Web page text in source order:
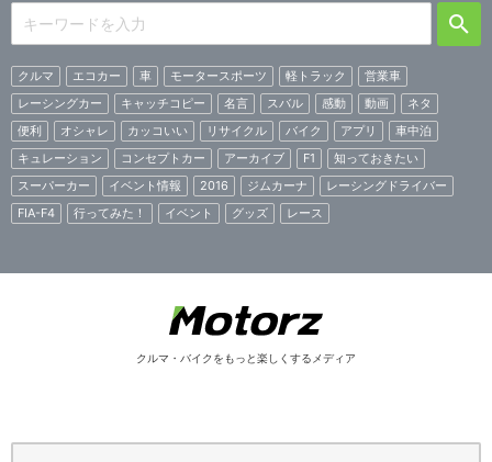
クルマ エコカー 車 モータースポーツ 軽トラック
営業車
レーシングカー
キャッチコピー 名言 スバル 感動 動画
ネタ
便利
オシャレ カッコいい リサイクル バイク アプリ
車中泊
キュレーション
コンセプトカー アーカイブ F1
知っておきたい
スーパーカー
イベント情報 2016 ジムカーナ
レーシングドライバー
FIA-F4
行ってみた！ イベント グッズ レース
クルマ・バイクをもっと楽しくするメディア